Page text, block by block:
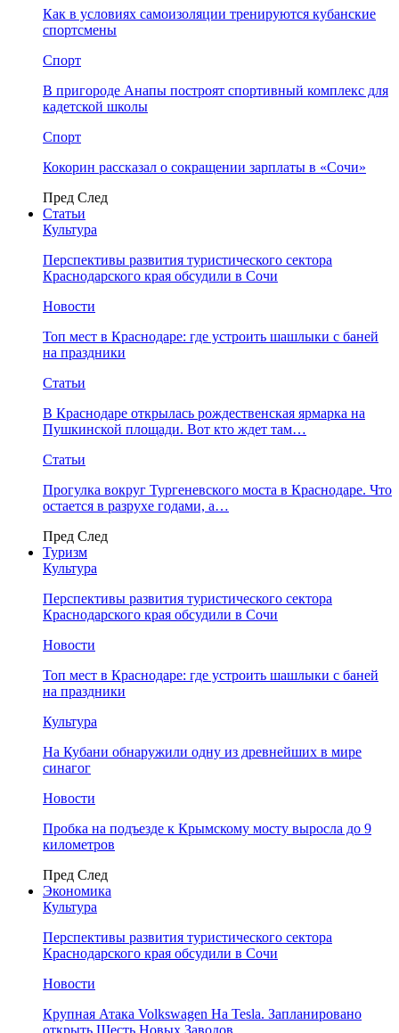
Как в условиях самоизоляции тренируются кубанские
спортсмены
Спорт
В пригороде Анапы построят спортивный комплекс для
кадетской школы
Спорт
Кокорин рассказал о сокращении зарплаты в «Сочи»
Пред След
Статьи
Культура
Перспективы развития туристического сектора
Краснодарского края обсудили в Сочи
Новости
Топ мест в Краснодаре: где устроить шашлыки с баней
на праздники
Статьи
В Краснодаре открылась рождественская ярмарка на
Пушкинской площади. Вот кто ждет там…
Статьи
Прогулка вокруг Тургеневского моста в Краснодаре. Что
остается в разрухе годами, а…
Пред След
Туризм
Культура
Перспективы развития туристического сектора
Краснодарского края обсудили в Сочи
Новости
Топ мест в Краснодаре: где устроить шашлыки с баней
на праздники
Культура
На Кубани обнаружили одну из древнейших в мире
синагог
Новости
Пробка на подъезде к Крымскому мосту выросла до 9
километров
Пред След
Экономика
Культура
Перспективы развития туристического сектора
Краснодарского края обсудили в Сочи
Новости
Крупная Атака Volkswagen На Tesla. Запланировано
открыть Шесть Новых Заводов